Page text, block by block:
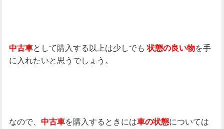
中古車として購入する以上は少しでも 状態の良い物を手
に入れたいと思うでしょう。
なので、 中古車を購入するときには車の状態については